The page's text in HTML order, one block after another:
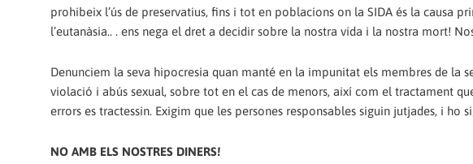
prohibeix l’ús de preservatius, fins i tot en poblacions on la SIDA és la causa
l’eutanàsia.. . ens nega el dret a decidir sobre la nostra vida i la nostra mort!
Denunciem la seva hipocresia quan manté en la impunitat els membres de la
violació i abús sexual, sobre tot en el cas de menors, així com el tractament
errors es tractessin. Exigim que les persones responsables siguin jutjades, i ho
NO AMB ELS NOSTRES DINERS!